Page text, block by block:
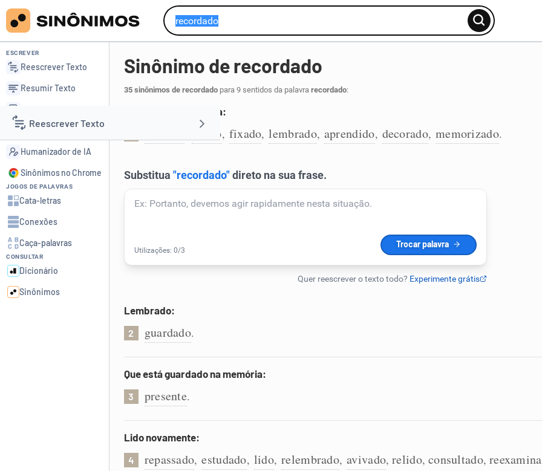
Reescrever Texto
Resumir Texto
Corrigir Texto
Detector de IA
Humanizador de IA
ESCREVER
Reescrever Texto
Resumir Texto
Detector de IA
Humanizador de IA
Sinônimos no Chrome
JOGOS DE PALAVRAS
Cata-letras
Conexões
Caça-palavras
CONSULTAR
Dicionário
Sinônimos
Sinônimo de recordado
35 sinônimos de recordadopara 9 sentidos da palavra recordado:
Guardado na memória:
retido, fixado, lembrado, aprendido, decorado, memorizado.
Lembrado:
2 guardado.
Que está guardado na memória:
3 presente.
Lido novamente:
4 repassado, estudado, lido, relembrado, avivado,relido, consultado,